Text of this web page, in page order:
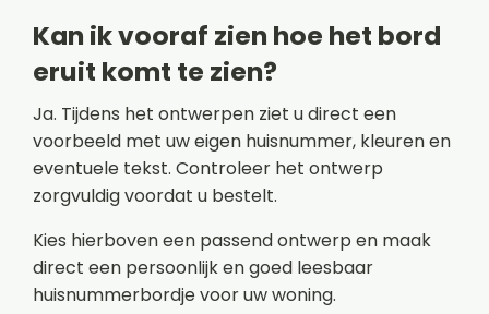
Kan ik vooraf zien hoe het bord
eruit komt te zien?
Ja. Tijdens het ontwerpen ziet u direct een
voorbeeld met uw eigen huisnummer, kleuren en
eventuele tekst. Controleer het ontwerp
zorgvuldig voordat u bestelt.
Kies hierboven een passend ontwerp en maak
direct een persoonlijk en goed leesbaar
huisnummerbordje voor uw woning.